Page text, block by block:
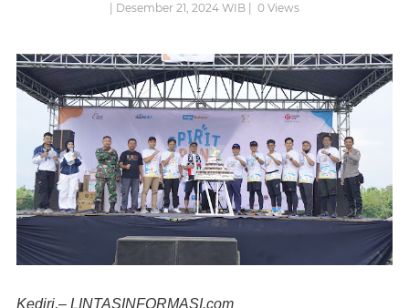
| Desember 21, 2024 WIB | 0 Views
Kediri,– LINTASINFORMASI.com